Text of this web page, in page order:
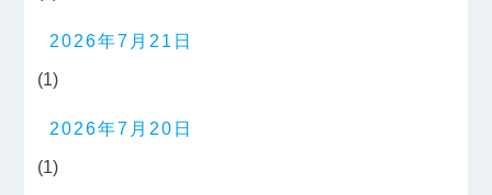
2026年7月21日
(1)
2026年7月20日
(1)